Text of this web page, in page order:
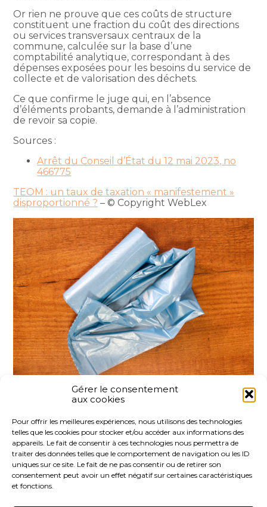
Gérer le consentement
aux cookies
Pour offrir les meilleures expériences, nous utilisons des technologies
telles que les cookies pour stocker et/ou accéder aux informations des
appareils. Le fait de consentir à ces technologies nous permettra de
traiter des données telles que le comportement de navigation ou les ID
uniques sur ce site. Le fait de ne pas consentir ou de retirer son
consentement peut avoir un effet négatif sur certaines caractéristiques
et fonctions.
Or rien ne prouve que ces coûts de structure
constituent une fraction du coût des directions
ou services transversaux centraux de la
commune, calculée sur la base d’une
comptabilité analytique, correspondant à des
dépenses exposées pour les besoins du service de
collecte et de valorisation des déchets.
Ce que confirme le juge qui, en l’absence
d’éléments probants, demande à l’administration
de revoir sa copie.
Sources :
Arrêt du Conseil d’État du 12 mai 2023, no
466775
TEOM : un taux de taxation « manifestement »
disproportionné ? – © Copyright WebLex
FaceBook
TwitterLinkedIn